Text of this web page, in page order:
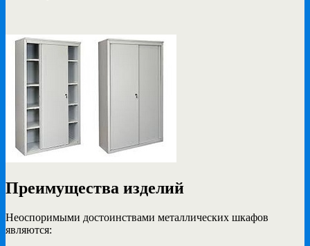
Преимущества изделий
Неоспоримыми достоинствами металлических шкафов
являются: